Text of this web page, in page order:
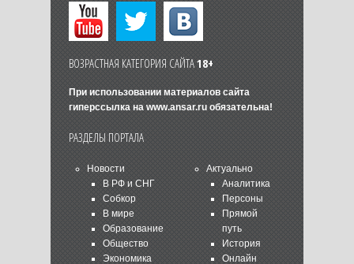
ВОЗРАСТНАЯ КАТЕГОРИЯ САЙТА18+
При использовании материалов сайта
гиперссылка на www.ansar.ruобязательна!
РАЗДЕЛЫ ПОРТАЛА
Новости
В РФ и СНГ
Собкор
В мире
Образование
Общество
Экономика
Актуально
Аналитика
Персоны
Прямой
путь
История
Онлайн